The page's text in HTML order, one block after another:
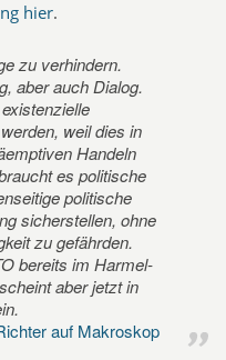
hier.
zu verhindern.
aber auch Dialog.
weil dies in
Handeln
es politische
politische
sicherstellen, ohne
zu gefährden.
bereits im Harmel-
aber jetzt in
auf Makroskop